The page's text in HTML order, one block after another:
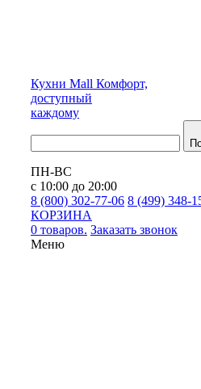
Кухни Mall Комфорт,
доступный
каждому
ПН-ВС
с 10:00 до 20:00
8 (800) 302-77-06 8 (499) 348-
КОРЗИНА
0 товаров. Заказать звонок
Меню